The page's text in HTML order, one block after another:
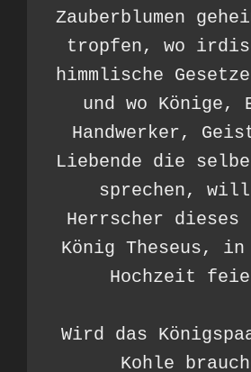
Zauberblumen
tropfen, wo
himmlische
und wo Könige,
Handwerker,
Liebende die
sprechen,
Herrscher dieses
König Theseus, in
Hochzeit
Wird das
Kohle